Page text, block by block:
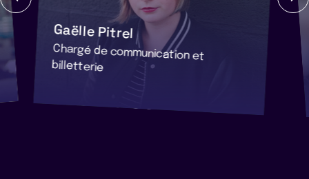
Gaëlle Pitrel
Chargé de communication et
billetterie